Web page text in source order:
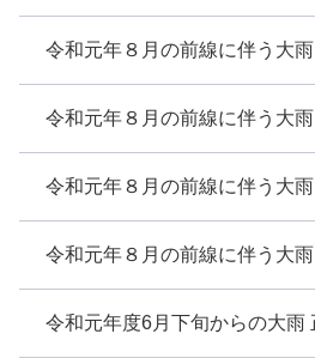
令和元年８月の前線に伴う大
令和元年８月の前線に伴う大雨
令和元年８月の前線に伴う大雨
令和元年８月の前線に伴う大雨
令和元年度6月下旬からの大雨